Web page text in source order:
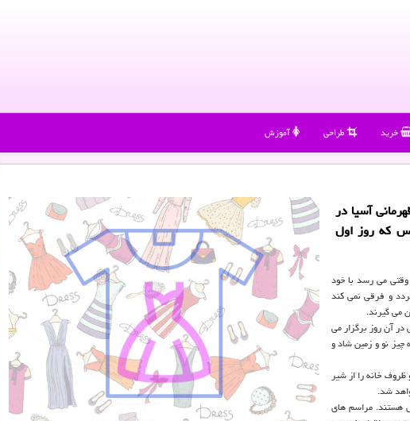
خرید طراحی آموزش
قهرمانی آسیا در
است و اهالی قزاقستان 21 مارس که روز اول
وقتی می رسد با خود
و فرقی نمی کند
می گیرند.
آن روز برگزار می
چیز نو و زمین شاد و
ظروف خانه را از شیر
شد.
را تعطیل هستند. مراسم های